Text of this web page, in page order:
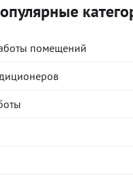
помещений